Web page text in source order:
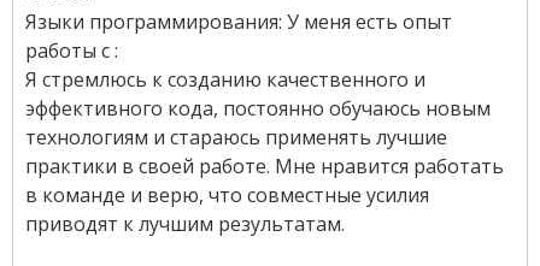
Языки программирования: У меня есть опыт
работы с :
Я стремлюсь к созданию качественного и
эффективного кода, постоянно обучаюсь новым
технологиям и стараюсь применять лучшие
практики в своей работе. Мне нравится работать
в команде и верю, что совместные усилия
приводят к лучшим результатам.